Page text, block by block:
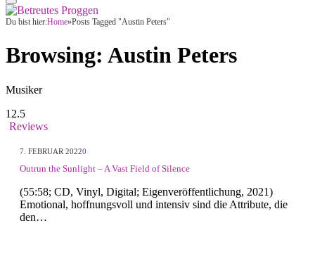
Du bist hier:Home»Posts Tagged "Austin Peters"
Browsing: Austin Peters
Musiker
12.5
Reviews
7. FEBRUAR 20220
Outrun the Sunlight – A Vast Field of Silence
(55:58; CD, Vinyl, Digital; Eigenveröffentlichung, 2021)
Emotional, hoffnungsvoll und intensiv sind die Attribute, die
den…